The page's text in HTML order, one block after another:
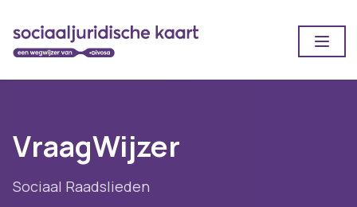
VraagWijzer
Sociaal Raadslieden